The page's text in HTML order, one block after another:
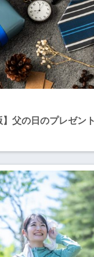
】父の日のプレゼン